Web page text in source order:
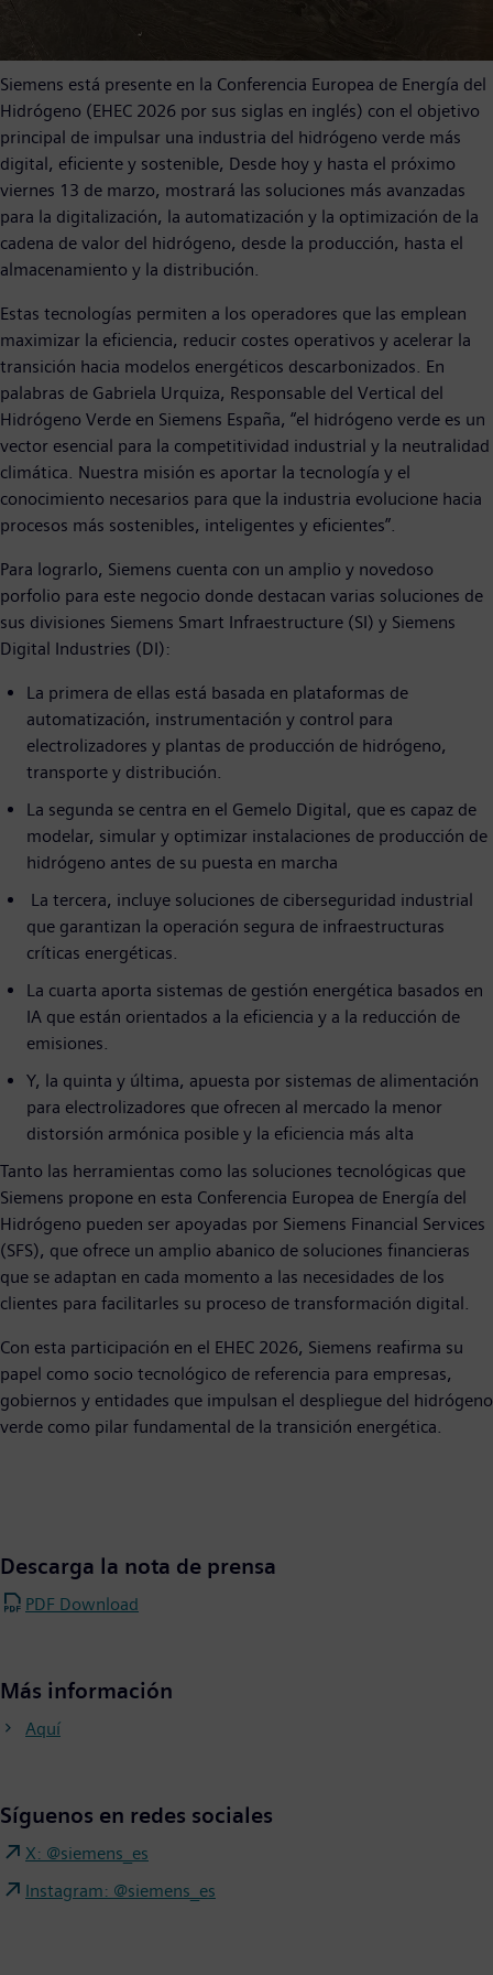
Siemens está presente en la Conferencia Europea de Energía del
Hidrógeno (EHEC 2026 por sus siglas en inglés) con el objetivo
principal de impulsar una industria del hidrógeno verde más
digital, eficiente y sostenible, Desde hoy y hasta el próximo
viernes 13 de marzo, mostrará las soluciones más avanzadas
para la digitalización, la automatización y la optimización de la
cadena de valor del hidrógeno, desde la producción, hasta el
almacenamiento y la distribución.
Estas tecnologías permiten a los operadores que las emplean
maximizar la eficiencia, reducir costes operativos y acelerar la
transición hacia modelos energéticos descarbonizados. En
palabras de Gabriela Urquiza, Responsable del Vertical del
Hidrógeno Verde en Siemens España, “el hidrógeno verde es un
vector esencial para la competitividad industrial y la neutralidad
climática. Nuestra misión es aportar la tecnología y el
conocimiento necesarios para que la industria evolucione hacia
procesos más sostenibles, inteligentes y eficientes”.
Para lograrlo, Siemens cuenta con un amplio y novedoso
porfolio para este negocio donde destacan varias soluciones de
sus divisiones Siemens Smart Infraestructure (SI) y Siemens
Digital Industries (DI):
La primera de ellas está basada en plataformas de
automatización, instrumentación y control para
electrolizadores y plantas de producción de hidrógeno,
transporte y distribución.
La segunda se centra en el Gemelo Digital, que es capaz de
modelar, simular y optimizar instalaciones de producción de
hidrógeno antes de su puesta en marcha
La tercera, incluye soluciones de ciberseguridad industrial
que garantizan la operación segura de infraestructuras
críticas energéticas.
La cuarta aporta sistemas de gestión energética basados en
IA que están orientados a la eficiencia y a la reducción de
emisiones.
Y, la quinta y última, apuesta por sistemas de alimentación
para electrolizadores que ofrecen al mercado la menor
distorsión armónica posible y la eficiencia más alta
Tanto las herramientas como las soluciones tecnológicas que
Siemens propone en esta Conferencia Europea de Energía del
Hidrógeno pueden ser apoyadas por Siemens Financial Services
(SFS), que ofrece un amplio abanico de soluciones financieras
que se adaptan en cada momento a las necesidades de los
clientes para facilitarles su proceso de transformación digital.
Con esta participación en el EHEC 2026, Siemens reafirma su
papel como socio tecnológico de referencia para empresas,
gobiernos y entidades que impulsan el despliegue del hidrógeno
verde como pilar fundamental de la transición energética.
Descarga la nota de prensa
PDF Download
Más información
Aquí
Síguenos en redes sociales
X: @siemens_es
Instagram: @siemens_es